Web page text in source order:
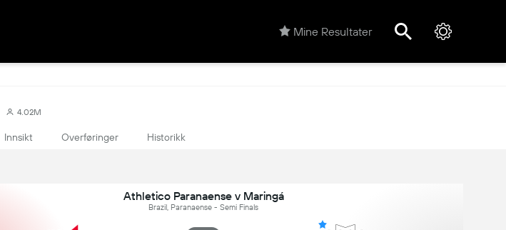
Mine Resultater
4.02M
Innsikt Overføringer Historikk
Athletico Paranaense v Maringá
Brazil, Paranaense - Semi Finals